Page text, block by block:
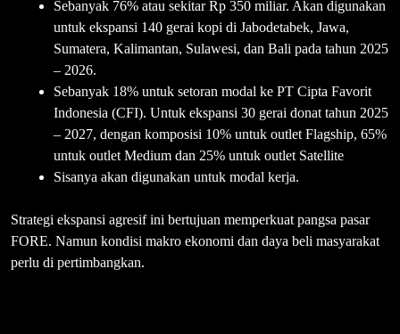
Sebanyak 76% atau sekitar Rp 350 miliar. Akan digunakan
untuk ekspansi 140 gerai kopi di Jabodetabek, Jawa,
Sumatera, Kalimantan, Sulawesi, dan Bali pada tahun 2025
– 2026.
Sebanyak 18% untuk setoran modal ke PT Cipta Favorit
Indonesia (CFI). Untuk ekspansi 30 gerai donat tahun 2025
– 2027, dengan komposisi 10% untuk outlet Flagship, 65%
untuk outlet Medium dan 25% untuk outlet Satellite
Sisanya akan digunakan untuk modal kerja.
Strategi ekspansi agresif ini bertujuan memperkuat pangsa pasar
FORE. Namun kondisi makro ekonomi dan daya beli masyarakat
perlu di pertimbangkan.